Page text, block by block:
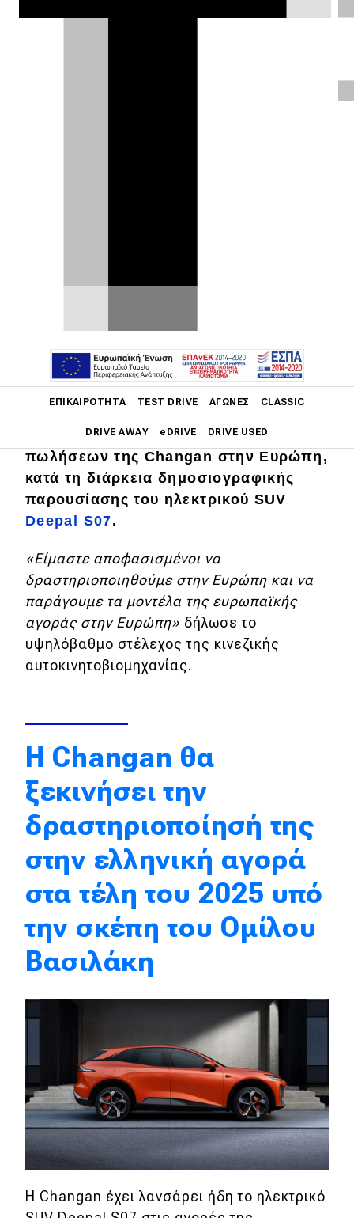
ΕΠΙΚΑΙΡΌΤΗΤΑ TEST DRIVE ΑΓΏΝΕΣ CLASSIC
DRIVE AWAY eDRIVE DRIVE USED
Main navigation
Επικαιρότητα
Νέα μοντέλα
Πρωτότυπα
Ελλάδα
Κόσμος
Τεχνολογία
Ασφάλεια
Test Drive
Δοκιμή
Αποστολή
Συγκρίνουμε
Αγώνες
WRC
Motorsport
Eco
Νέα
Τεχνολογία
Mobility
Εξετάζοντας ήδη πιθανές τοποθεσίες
Thomas, επικεφαλής μάρκετινγκ και
πωλήσεων της Changan στην Ευρώπη,
κατά τη διάρκεια δημοσιογραφικής
παρουσίασης του ηλεκτρικού SUV
Deepal S07.
«Είμαστε αποφασισμένοι να
δραστηριοποιηθούμε στην Ευρώπη και να
παράγουμε τα μοντέλα της ευρωπαϊκής
αγοράς στην Ευρώπη» δήλωσε το
υψηλόβαθμο στέλεχος της κινεζικής
αυτοκινητοβιομηχανίας.
Η Changan θα
ξεκινήσει την
δραστηριοποίησή της
στην ελληνική αγορά
στα τέλη του 2025 υπό
την σκέπη του Ομίλου
Βασιλάκη
H Changan έχει λανσάρει ήδη το ηλεκτρικό